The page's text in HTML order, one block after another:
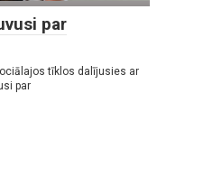
par
tīklos dalījusies ar
par